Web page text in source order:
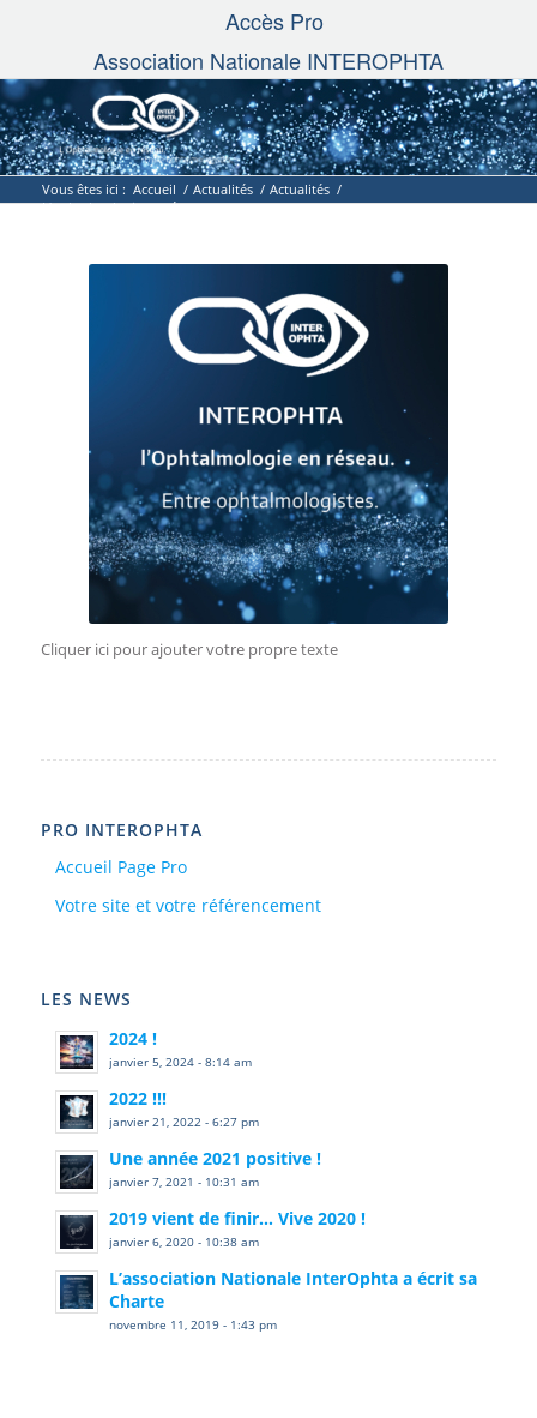
Accès Pro
Association Nationale INTEROPHTA
Vous êtes ici : Accueil / Actualités / Actualités /
L’ophtalmologie en réseau
Cliquer ici pour ajouter votre propre texte
PRO INTEROPHTA
Accueil Page Pro
Votre site et votre référencement
LES NEWS
2024 !
janvier 5, 2024 - 8:14 am
2022 !!!
janvier 21, 2022 - 6:27 pm
Une année 2021 positive !
janvier 7, 2021 - 10:31 am
2019 vient de finir… Vive 2020 !
janvier 6, 2020 - 10:38 am
L’association Nationale InterOphta a écrit sa
Charte
novembre 11, 2019 - 1:43 pm